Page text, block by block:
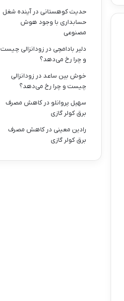
حدیث کوهستانی درآینده شغل
حسابداری با وجود هوش
مصنوعی
دلیر بادامچی در زودانزالی چیست
و چرا رخ می‌دهد؟
خوش بین ساعددر زودانزالی
چیست و چرا رخ می‌دهد؟
سهیل پروانلو در کاهش مصرف
برق کولر گازی
رادین معینی در کاهش مصرف
برق کولر گازی